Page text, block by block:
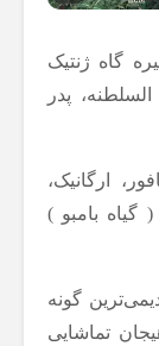
گاه ژنتیک
کاشف السلطنه، پدر
ارگانیک،
گیاه بامبو )
گونه
تماشایی